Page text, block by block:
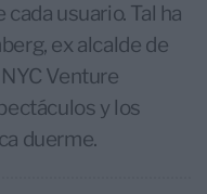
usuario. Tal ha
ex alcalde de
Venture
y los
duerme.